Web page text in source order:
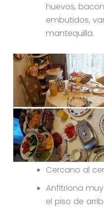
huevos,
embutidos,
mantequilla.
Cercano al
Anfitriona
el piso de